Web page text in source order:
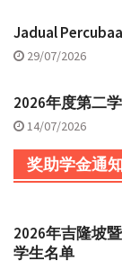
Jadual
29/07/2026
2026年度第二
14/07/2026
奖助学金通知
2026年吉隆坡
学生名单